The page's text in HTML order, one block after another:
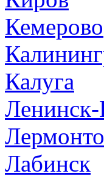
Кемерово
Калуга
Лабинск